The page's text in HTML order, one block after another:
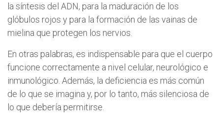
la síntesis del ADN, para la maduración de los
glóbulos rojos y para la formación de las vainas de
mielina que protegen los nervios.
En otras palabras, es indispensable para que el cuerpo
funcione correctamente a nivel celular, neurológico e
inmunológico. Además, la deficiencia es más común
de lo que se imagina y, por lo tanto, más silenciosa de
lo que debería permitirse.